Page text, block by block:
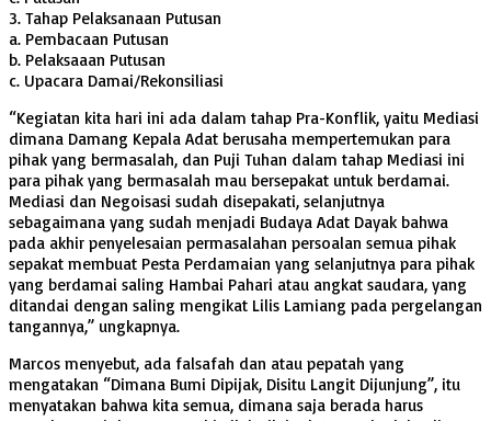
3. Tahap Pelaksanaan Putusan
a. Pembacaan Putusan
b. Pelaksaaan Putusan
c. Upacara Damai/Rekonsiliasi
“Kegiatan kita hari ini ada dalam tahap Pra-Konflik, yaitu Mediasi
dimana Damang Kepala Adat berusaha mempertemukan para
pihak yang bermasalah, dan Puji Tuhan dalam tahap Mediasi ini
para pihak yang bermasalah mau bersepakat untuk berdamai.
Mediasi dan Negoisasi sudah disepakati, selanjutnya
sebagaimana yang sudah menjadi Budaya Adat Dayak bahwa
pada akhir penyelesaian permasalahan persoalan semua pihak
sepakat membuat Pesta Perdamaian yang selanjutnya para pihak
yang berdamai saling Hambai Pahari atau angkat saudara, yang
ditandai dengan saling mengikat Lilis Lamiang pada pergelangan
tangannya,” ungkapnya.
Marcos menyebut, ada falsafah dan atau pepatah yang
mengatakan “Dimana Bumi Dipijak, Disitu Langit Dijunjung”, itu
menyatakan bahwa kita semua, dimana saja berada harus